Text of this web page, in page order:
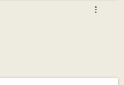
more_vert